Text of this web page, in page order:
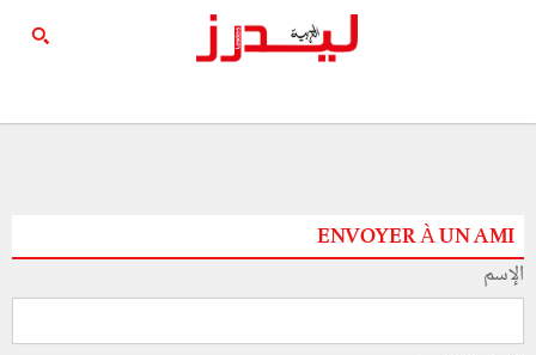
ENVOYER À UN AMI
الإسم